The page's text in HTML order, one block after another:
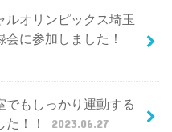
ルオリンピックス埼玉
会に参加しました！
でもしっかり運動する
た！！
2023.06.27